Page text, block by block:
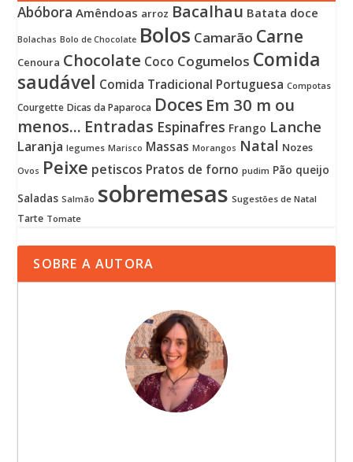
Abóbora Amêndoas arroz Bacalhau Batata doce
Bolachas Bolo de Chocolate Bolos Camarão Carne
Cenoura Chocolate Coco Cogumelos Comida
saudável Comida Tradicional Portuguesa Compotas
Courgette Dicas da Paparoca Doces Em 30 m ou
menos... Entradas Espinafres Frango Lanche
Laranja legumes Marisco Massas Morangos Natal Nozes
Ovos Peixe petiscos Pratos de forno pudim Pão queijo
Saladas Salmão sobremesas Sugestões de Natal
Tarte Tomate
SOBRE A AUTORA